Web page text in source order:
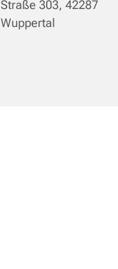
Straße 303, 42287
Wuppertal